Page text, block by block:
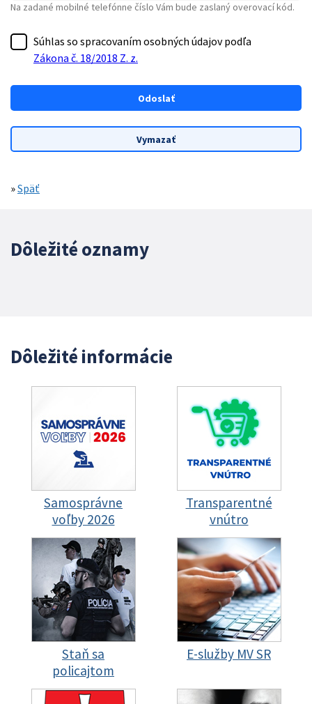
Na zadané mobilné telefónne číslo Vám bude zaslaný overovací kód.
Súhlas so spracovaním osobných údajov podľa
Zákona č. 18/2018 Z. z.
»Späť
Dôležité oznamy
Dôležité informácie
Samosprávne
voľby 2026
Transparentné
vnútro
Staň sa
policajtom
E-služby MV SR